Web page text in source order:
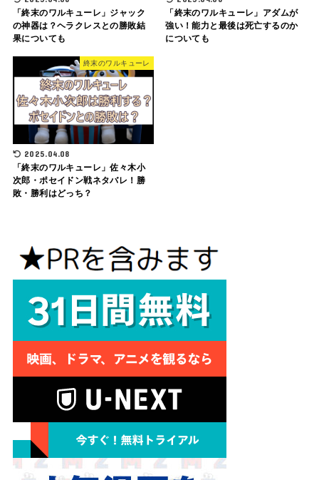
「終末のワルキューレ」ジャック
の神器は？ヘラクレスとの勝敗結
果についても
「終末のワルキューレ」アダムが
強い！能力と最後は死亡するのか
についても
終末のワルキューレ
2025.04.08
「終末のワルキューレ」佐々木小
次郎・ポセイドン戦ネタバレ！勝
敗・勝利はどっち？